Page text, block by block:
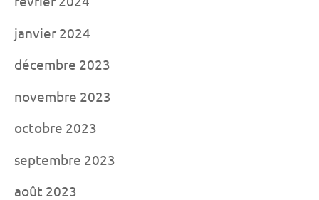
janvier 2024
décembre 2023
novembre 2023
octobre 2023
septembre 2023
août 2023